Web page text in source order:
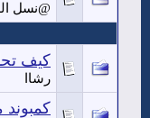
@نسل
كيف
رشاا
كمبوند